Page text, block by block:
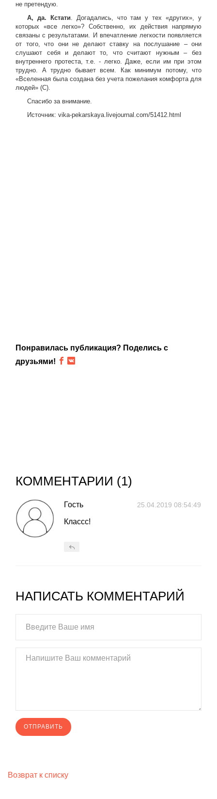
не претендую.
А, да. Кстати. Догадались, что там у тех «других», у
которых «все легко»? Собственно, их действия напрямую
связаны с результатами. И впечатление легкости появляется
от того, что они не делают ставку на послушание – они
слушают себя и делают то, что считают нужным – без
внутреннего протеста, т.е. - легко. Даже, если им при этом
трудно. А трудно бывает всем. Как минимум потому, что
«Вселенная была создана без учета пожелания комфорта для
людей» (С).
Спасибо за внимание.
Источник: vika-pekarskaya.livejournal.com/51412.html
Понравилась публикация? Поделись с
друзьями!
КОММЕНТАРИИ (1)
Гость 25.04.2019 08:54:49
Классс!
НАПИСАТЬ КОММЕНТАРИЙ
Возврат к списку